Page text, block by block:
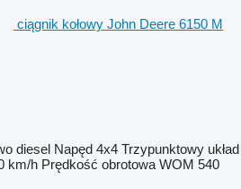
ciągnik kołowy John Deere 6150 M
diesel Napęd 4x4 Trzypunktowy układ
km/h Prędkość obrotowa WOM 540